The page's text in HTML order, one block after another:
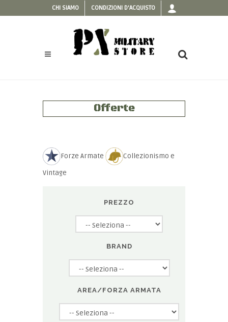
CHI SIAMO CONDIZIONI D'ACQUISTO
Offerte
Forze Armate Collezionismo e
Vintage
PREZZO
BRAND
AREA/FORZA ARMATA